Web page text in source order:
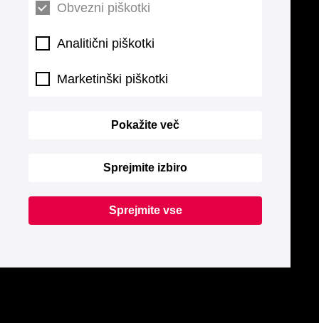
Obvezni piškotki
Analitični piškotki
Marketinški piškotki
Pokažite več
Sprejmite izbiro
Sprejmite vse